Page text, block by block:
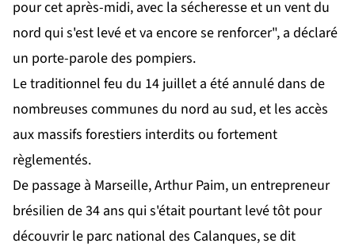
pour cet après-midi, avec la sécheresse et un vent du
nord qui s'est levé et va encore se renforcer", a déclaré
un porte-parole des pompiers.
Le traditionnel feu du 14 juillet a été annulé dans de
nombreuses communes du nord au sud, et les accès
aux massifs forestiers interdits ou fortement
règlementés.
De passage à Marseille, Arthur Paim, un entrepreneur
brésilien de 34 ans qui s'était pourtant levé tôt pour
découvrir le parc national des Calanques, se dit